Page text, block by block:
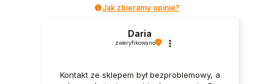
Jak zbieramy opinie?
Daria
zweryfikowano
Kontakt ze sklepem był bezproblemowy, a